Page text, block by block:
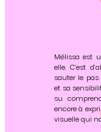
Mélissa est
elle. C’est
sauter le pas
et sa
su
encore à
visuelle qui